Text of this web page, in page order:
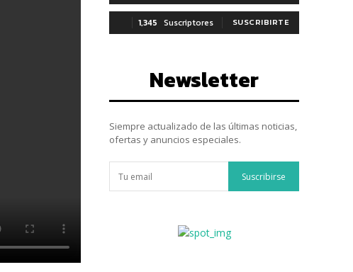
1,345 Suscriptores SUSCRIBIRTE
Newsletter
Siempre actualizado de las últimas noticias,
ofertas y anuncios especiales.
Suscribirse